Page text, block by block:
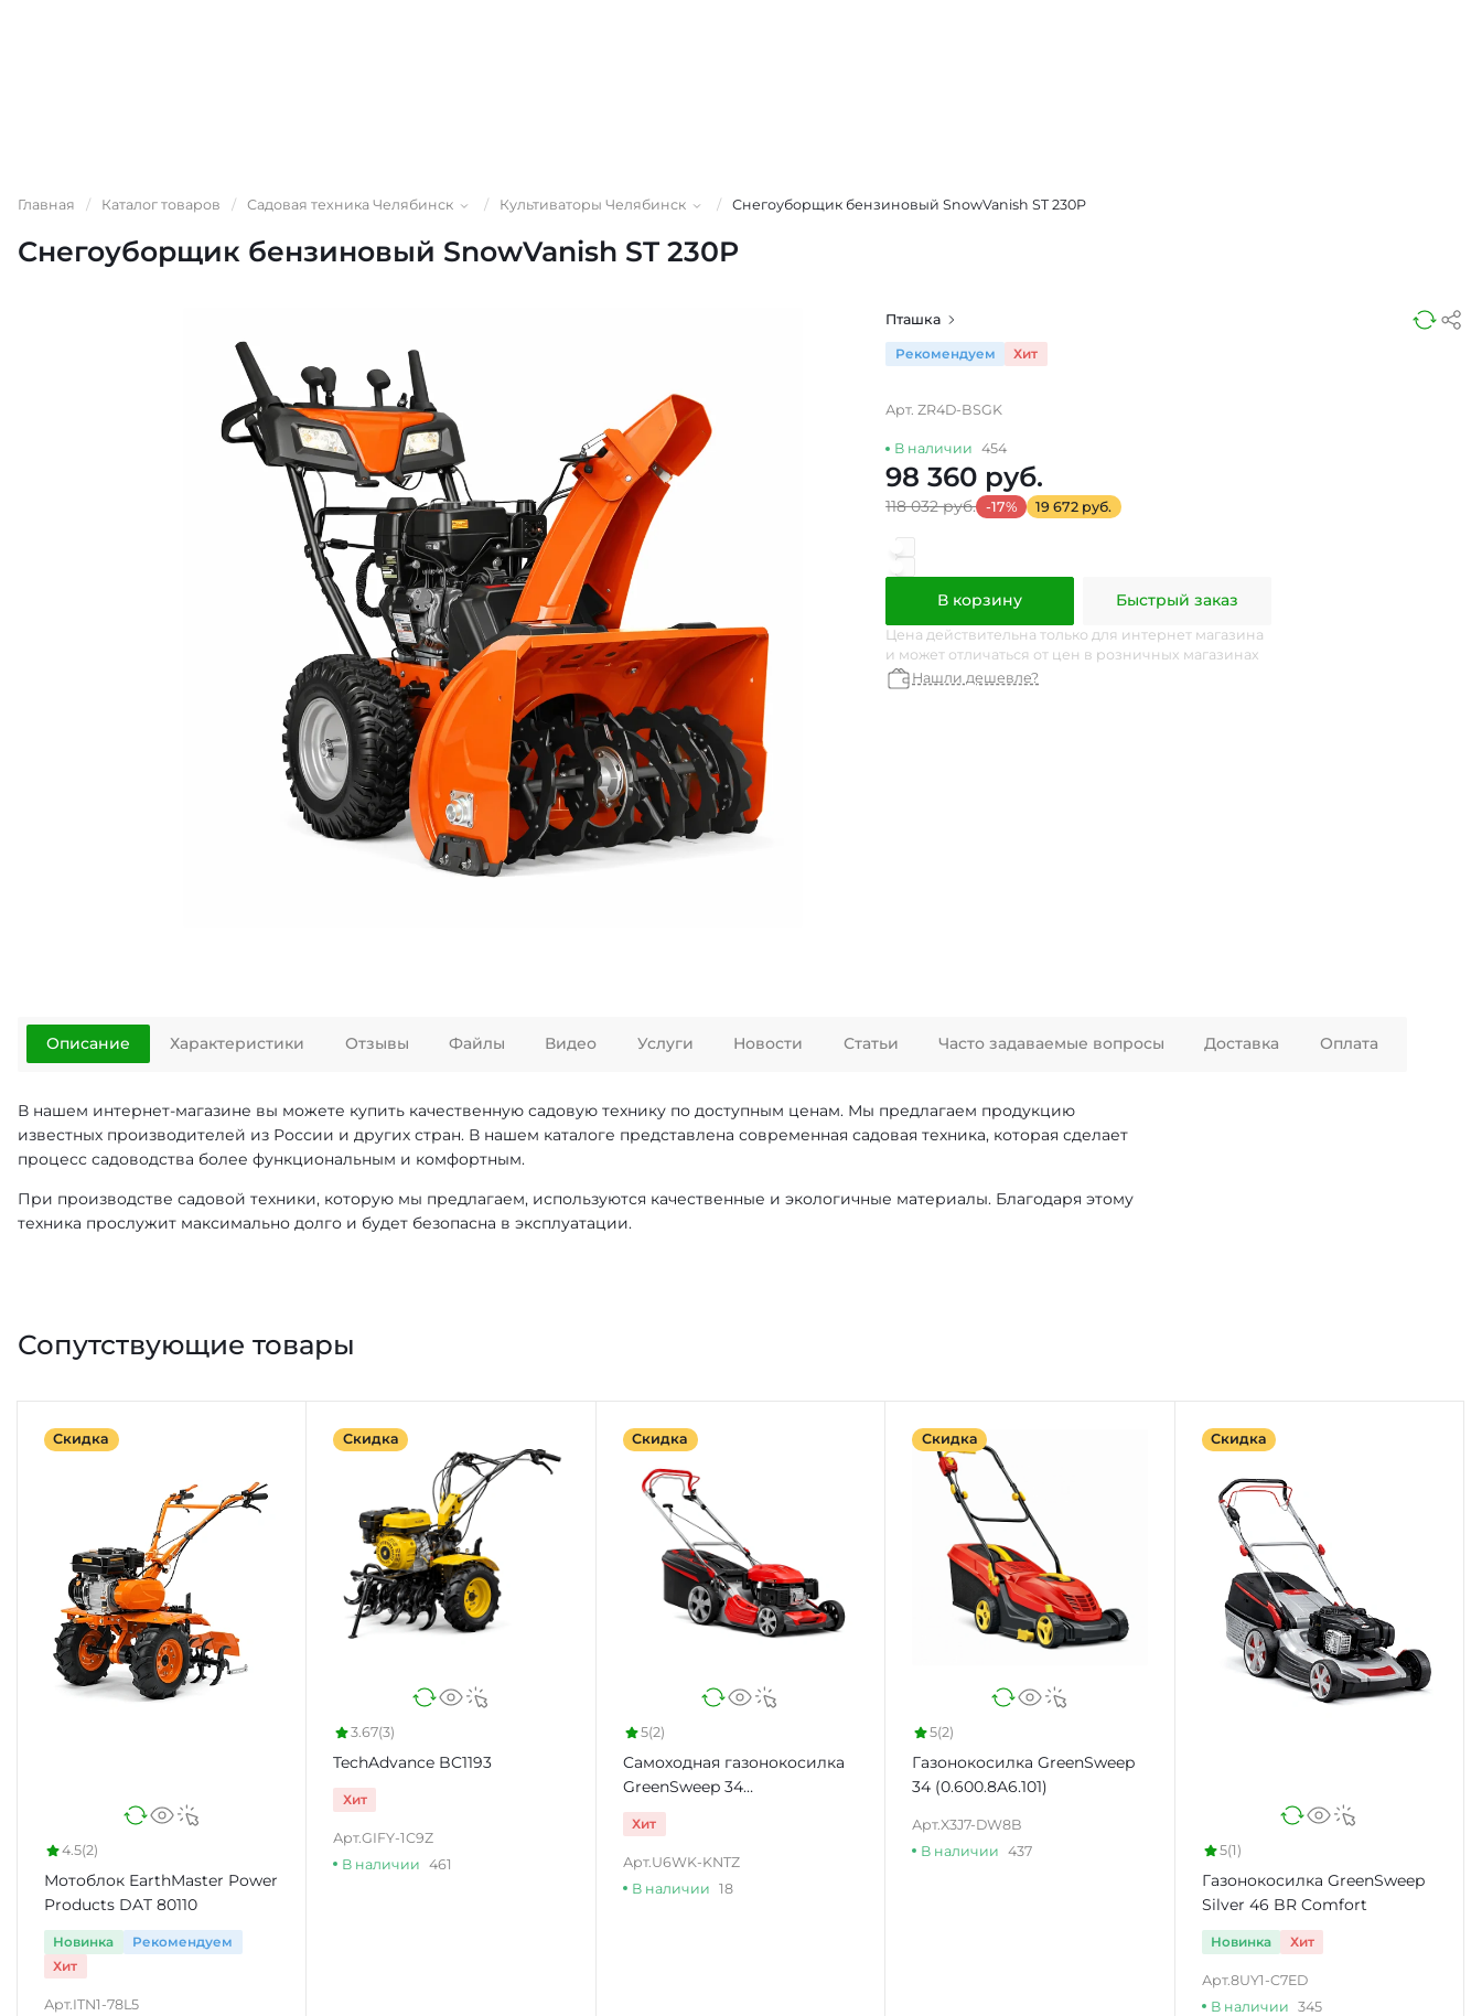
Главная / Каталог товаров / Садовая техника Челябинск / Культиваторы Челябинск / Снегоуборщик бензиновый SnowVanish ST 230P
Снегоуборщик бензиновый SnowVanish ST 230P
Пташка
Рекомендуем Хит
Арт. ZR4D-BSGK
В наличии 454
98 360 руб.
118 032 руб. -17% 19 672 руб.
В корзину Быстрый заказ
Цена действительна только для интернет магазина
и может отличаться от цен в розничных магазинах
Нашли дешевле?
Описание
В нашем интернет-магазине вы можете купить качественную садовую технику по доступным ценам. Мы предлагаем продукцию
известных производителей из России и других стран. В нашем каталоге представлена современная садовая техника, которая сделает
процесс садоводства более функциональным и комфортным.
При производстве садовой техники, которую мы предлагаем, используются качественные и экологичные материалы. Благодаря этому
техника прослужит максимально долго и будет безопасна в эксплуатации.
Характеристики Отзывы Файлы Видео Услуги Новости Статьи Часто задаваемые вопросы Доставка Оплата
Сопутствующие товары
Скидка
4.5(2)
Мотоблок EarthMaster Power
Products DAT 80110
Новинка
Рекомендуем
Хит
Арт.ITN1-78L5
Скидка
3.67(3)
TechAdvance BC1193
Хит
Арт.GIFY-1C9Z
В наличии
461
Скидка
5(2)
Cамоходная газонокосилка
GreenSweep 34
(0.600.8A6.101)
Хит
Арт. U6WK-KNTZ
В наличии 18
Скидка
5(2)
Газонокосилка GreenSweep
34 (0.600.8A6.101)
Арт.X3J7-DW8B
В наличии
437
Скидка
5(1)
Газонокосилка GreenSweep
Silver 46 BR Comfort
Новинка Хит
Арт.8UY1-C7ED
В наличии 345